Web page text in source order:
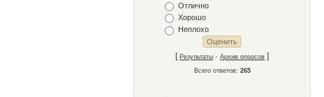
Отлично
Хорошо
Неплохо
[ Результаты · Архив опросов ]
Всего ответов: 265